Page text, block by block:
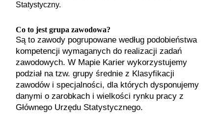
Statystyczny.
Co to jest grupa zawodowa?
Są to zawody pogrupowane według podobieństwa
kompetencji wymaganych do realizacji zadań
zawodowych. W Mapie Karier wykorzystujemy
podział na tzw. grupy średnie z Klasyfikacji
zawodów i specjalności, dla których dysponujemy
danymi o zarobkach i wielkości rynku pracy z
Głównego Urzędu Statystycznego.